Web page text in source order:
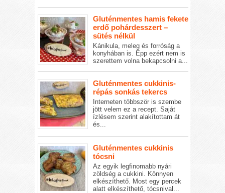
Gluténmentes hamis fekete
erdő pohárdesszert –
sütés nélkül
Kánikula, meleg és forróság a
konyhában is. Épp ezért nem is
szerettem volna bekapcsolni a...
Gluténmentes cukkinis-
répás sonkás tekercs
Interneten többször is szembe
jött velem ez a recept. Saját
ízlésem szerint alakítottam át
és...
Gluténmentes cukkinis
tócsni
Az egyik legfinomabb nyári
zöldség a cukkini. Könnyen
elkészíthető. Most egy percek
alatt elkészíthető, tócsnival...